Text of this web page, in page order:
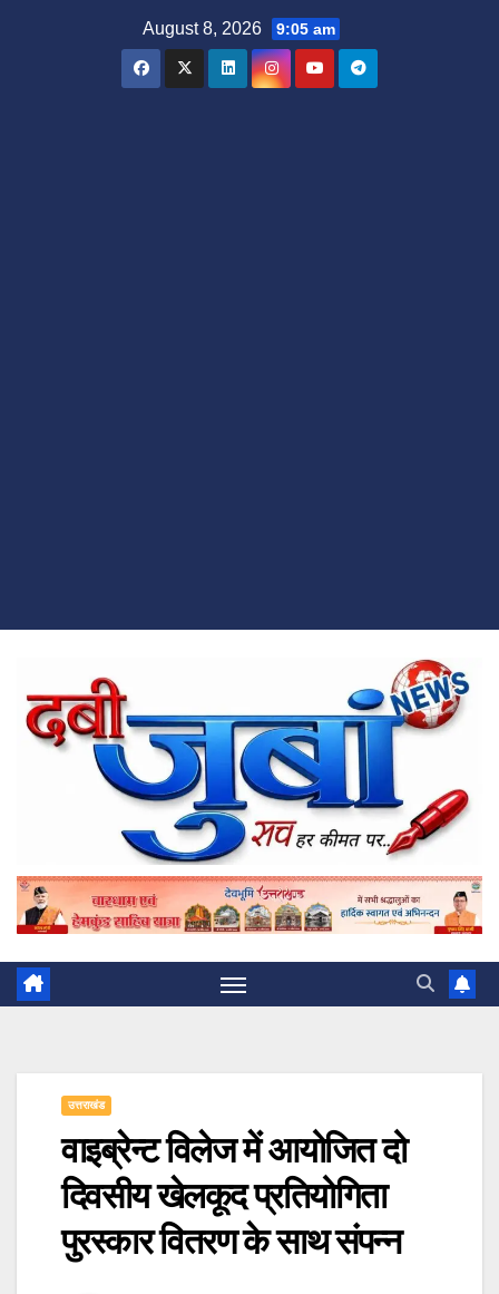
August 8, 2026 9:05 am
उत्तराखंड
वाइब्रेन्ट विलेज में आयोजित दो
दिवसीय खेलकूद प्रतियोगिता
पुरस्कार वितरण के साथ संपन्न